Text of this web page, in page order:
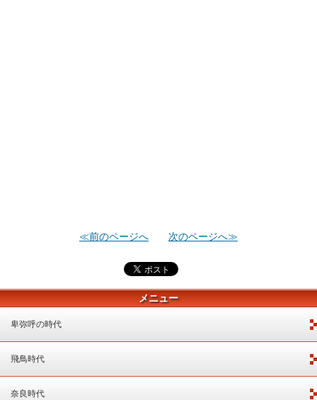
≪前のページへ 次のページへ≫
メニュー
卑弥呼の時代
飛鳥時代
奈良時代